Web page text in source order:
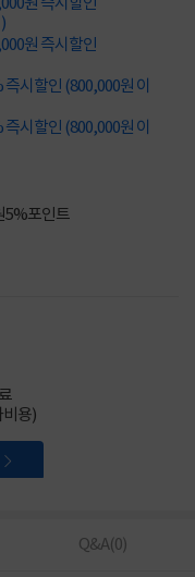
원 즉시할인
원 즉시할인
시할인 (800,000원 이
시할인 (800,000원 이
5%포인트
비용)

Q&A(0)